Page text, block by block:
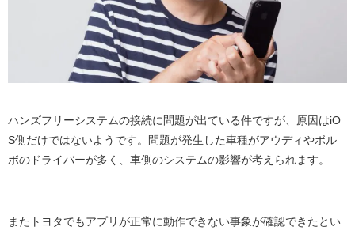
ハンズフリーシステムの接続に問題が出ている件ですが、原因はiO
S側だけではないようです。問題が発生した車種がアウディやボル
ボのドライバーが多く、車側のシステムの影響が考えられます。
またトヨタでもアプリが正常に動作できない事象が確認できたとい